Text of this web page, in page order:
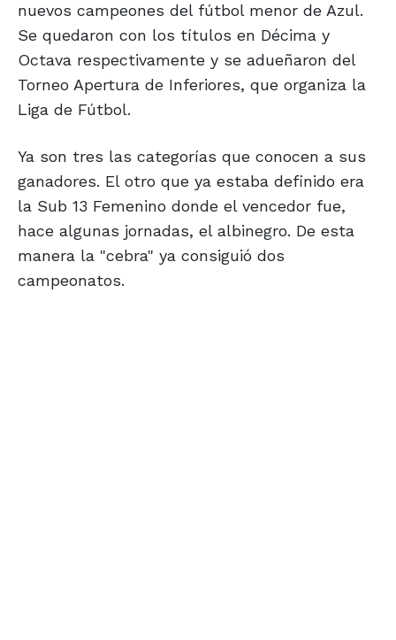
nuevos campeones del fútbol menor de Azul.
Se quedaron con los títulos en Décima y
Octava respectivamente y se adueñaron del
Torneo Apertura de Inferiores, que organiza la
Liga de Fútbol.
Ya son tres las categorías que conocen a sus
ganadores. El otro que ya estaba definido era
la Sub 13 Femenino donde el vencedor fue,
hace algunas jornadas, el albinegro. De esta
manera la "cebra" ya consiguió dos
campeonatos.